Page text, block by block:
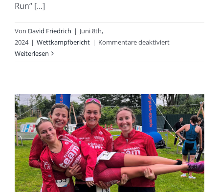
Run“ [...]
Von David Friedrich | Juni 8th,
2024 | Wettkampfbericht | Kommentare deaktiviertfür
und
Weiterlesen